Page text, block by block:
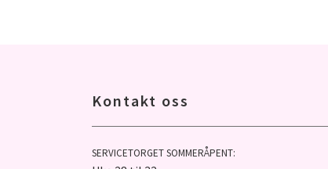
Kontakt oss
SERVICETORGET SOMMERÅPENT: